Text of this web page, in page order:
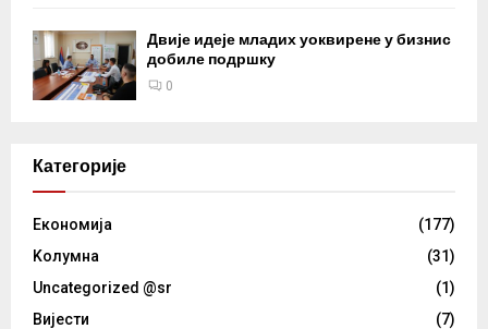
Двије идеје младих уоквирене у бизнис
добиле подршку
0
Категорије
Eкономија
(177)
Kолумнa
(31)
Uncategorized @sr
(1)
Вијести
(7)